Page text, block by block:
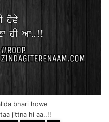
bhari howe
jittna hi aa..!!